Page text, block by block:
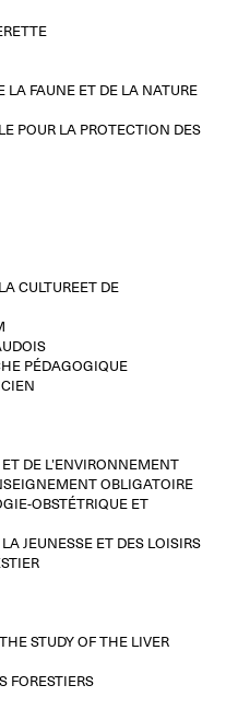
LA FAUNE ET DE LA NATURE
POUR LA PROTECTION DES
CULTUREET DE
PÉDAGOGIQUE
DE L’ENVIRONNEMENT
OBLIGATOIRE
OBSTÉTRIQUE ET
JEUNESSE ET DES LOISIRS
STUDY OF THE LIVER
FORESTIERS